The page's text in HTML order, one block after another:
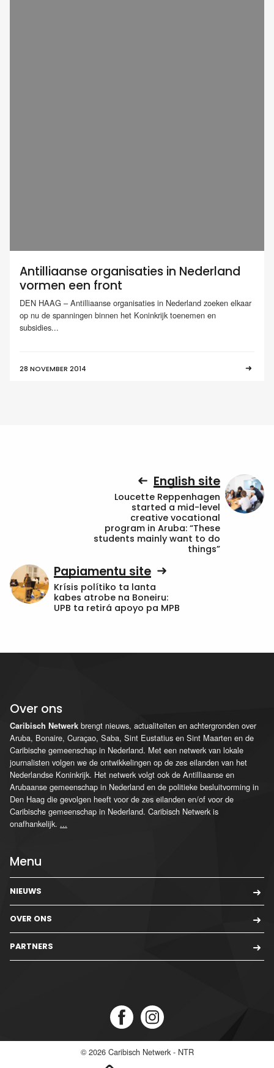
Antilliaanse organisaties in Nederland
vormen een front
DEN HAAG – Antilliaanse organisaties in Nederland zoeken elkaar
op nu de spanningen binnen het Koninkrijk toenemen en
subsidies...
28 NOVEMBER 2014
English site
Loucette Reppenhagen
started a mid-level
creative vocational
program in Aruba: “These
students mainly want to do
things”
Papiamentu site
Krísis polítiko ta lanta
kabes atrobe na Boneiru:
UPB ta retirá apoyo pa MPB
Over ons
Caribisch Netwerk brengt nieuws, actualiteiten en achtergronden over
Aruba, Bonaire, Curaçao, Saba, Sint Eustatius en Sint Maarten en de
Caribische gemeenschap in Nederland. Met een netwerk van lokale
journalisten volgen we de ontwikkelingen op de zes eilanden van het
Nederlandse Koninkrijk. Het netwerk volgt ook de Antilliaanse en
Arubaanse gemeenschap in Nederland en de politieke besluitvorming in
Den Haag die gevolgen heeft voor de zes eilanden en/of voor de
Caribische gemeenschap in Nederland. Caribisch Netwerk is
onafhankelijk. ...
Menu
NIEUWS
OVER ONS
PARTNERS
© 2026 Caribisch Netwerk - NTR